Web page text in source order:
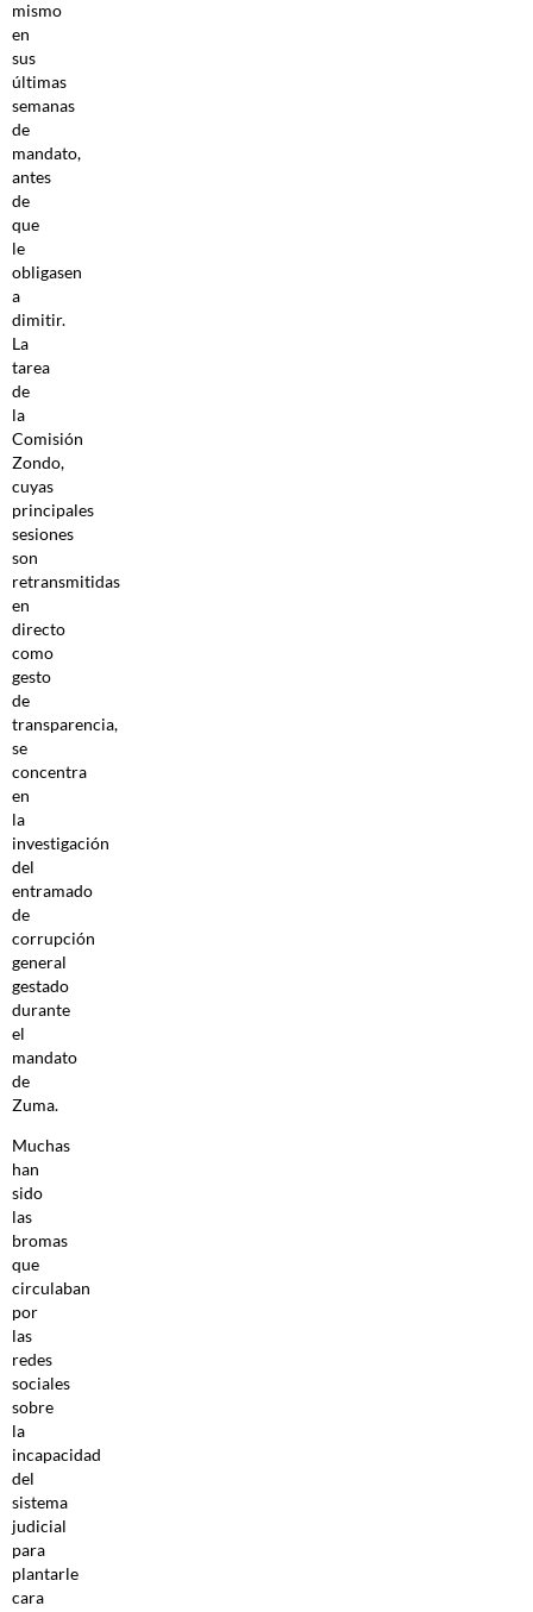
mismo
en
sus
últimas
semanas
de
mandato,
antes
de
que
le
obligasen
a
dimitir.
La
tarea
de
la
Comisión
Zondo,
cuyas
principales
sesiones
son
retransmitidas
en
directo
como
gesto
de
transparencia,
se
concentra
en
la
investigación
del
entramado
de
corrupción
general
gestado
durante
el
mandato
de
Zuma.
Muchas
han
sido
las
bromas
que
circulaban
por
las
redes
sociales
sobre
la
incapacidad
del
sistema
judicial
para
plantarle
cara